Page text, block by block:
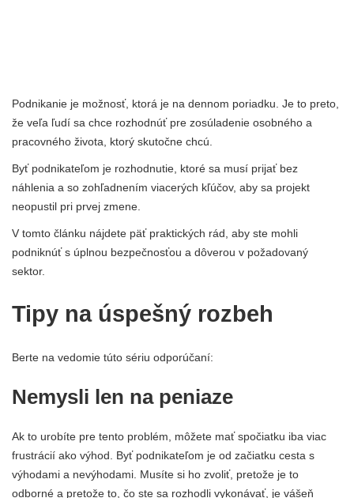
Podnikanie je možnosť, ktorá je na dennom poriadku. Je to preto,
že veľa ľudí sa chce rozhodnúť pre zosúladenie osobného a
pracovného života, ktorý skutočne chcú.
Byť podnikateľom je rozhodnutie, ktoré sa musí prijať bez
náhlenia a so zohľadnením viacerých kľúčov, aby sa projekt
neopustil pri prvej zmene.
V tomto článku nájdete päť praktických rád, aby ste mohli
podniknúť s úplnou bezpečnosťou a dôverou v požadovaný
sektor.
Tipy na úspešný rozbeh
Berte na vedomie túto sériu odporúčaní:
Nemysli len na peniaze
Ak to urobíte pre tento problém, môžete mať spočiatku iba viac
frustrácií ako výhod. Byť podnikateľom je od začiatku cesta s
výhodami a nevýhodami. Musíte si ho zvoliť, pretože je to
odborné a pretože to, čo ste sa rozhodli vykonávať, je vášeň